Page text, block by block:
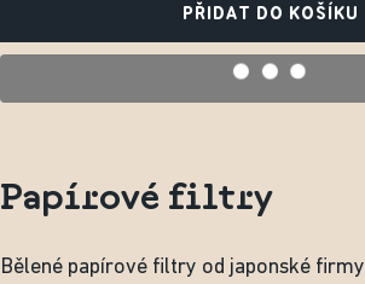
PŘIDAT DO KOŠÍKU
Papírové filtry
Bělené papírové filtry od japonské firmy